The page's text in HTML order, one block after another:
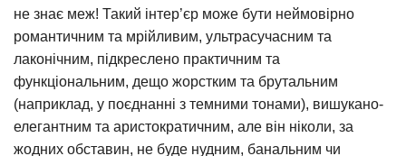
не знає меж! Такий інтер’єр може бути неймовірно
романтичним та мрійливим, ультрасучасним та
лаконічним, підкреслено практичним та
функціональним, дещо жорстким та брутальним
(наприклад, у поєднанні з темними тонами), вишукано-
елегантним та аристократичним, але він ніколи, за
жодних обставин, не буде нудним, банальним чи